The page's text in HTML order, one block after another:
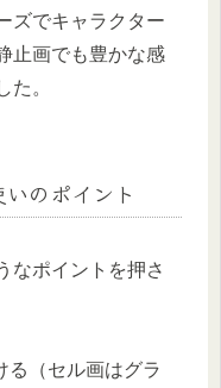
ズでキャラクター
止画でも豊かな感
た。
のポイント
なポイントを押さ
る（セル画はグラ